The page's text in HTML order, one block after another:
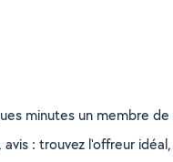
minutes un membre
: trouvez l'offreur